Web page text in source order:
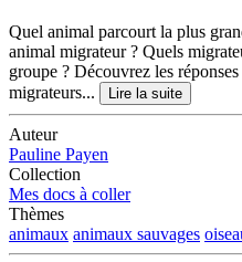
Quel animal parcourt la plus
animal migrateur ? Quels
groupe ? Découvrez les
migrateurs...
Lire la suite
Auteur
Pauline Payen
Collection
Mes docs à coller
Thèmes
animaux animaux sauvages